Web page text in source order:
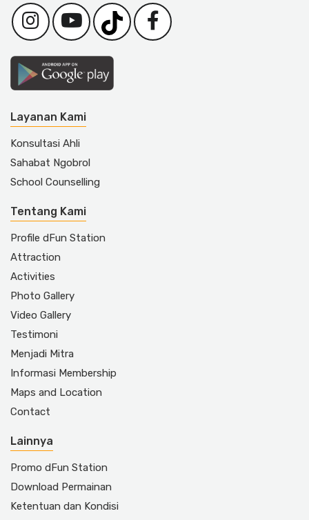
Layanan Kami
Konsultasi Ahli
Sahabat Ngobrol
School Counselling
Tentang Kami
Profile dFun Station
Attraction
Activities
Photo Gallery
Video Gallery
Testimoni
Menjadi Mitra
Informasi Membership
Maps and Location
Contact
Lainnya
Promo dFun Station
Download Permainan
Ketentuan dan Kondisi